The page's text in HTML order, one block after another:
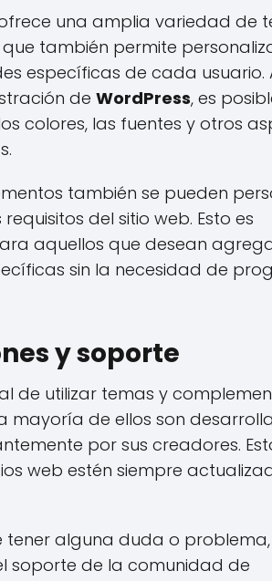
una amplia variedad de
también permite
específicas de cada usuario.
de WordPress, es
colores, las fuentes y otros
también se pueden
del sitio web. Esto es
aquellos que desean
sin la necesidad de
y soporte
de utilizar temas y
mayoría de ellos son
por sus creadores.
web estén siempre
tener alguna duda o problema,
soporte de la comunidad de